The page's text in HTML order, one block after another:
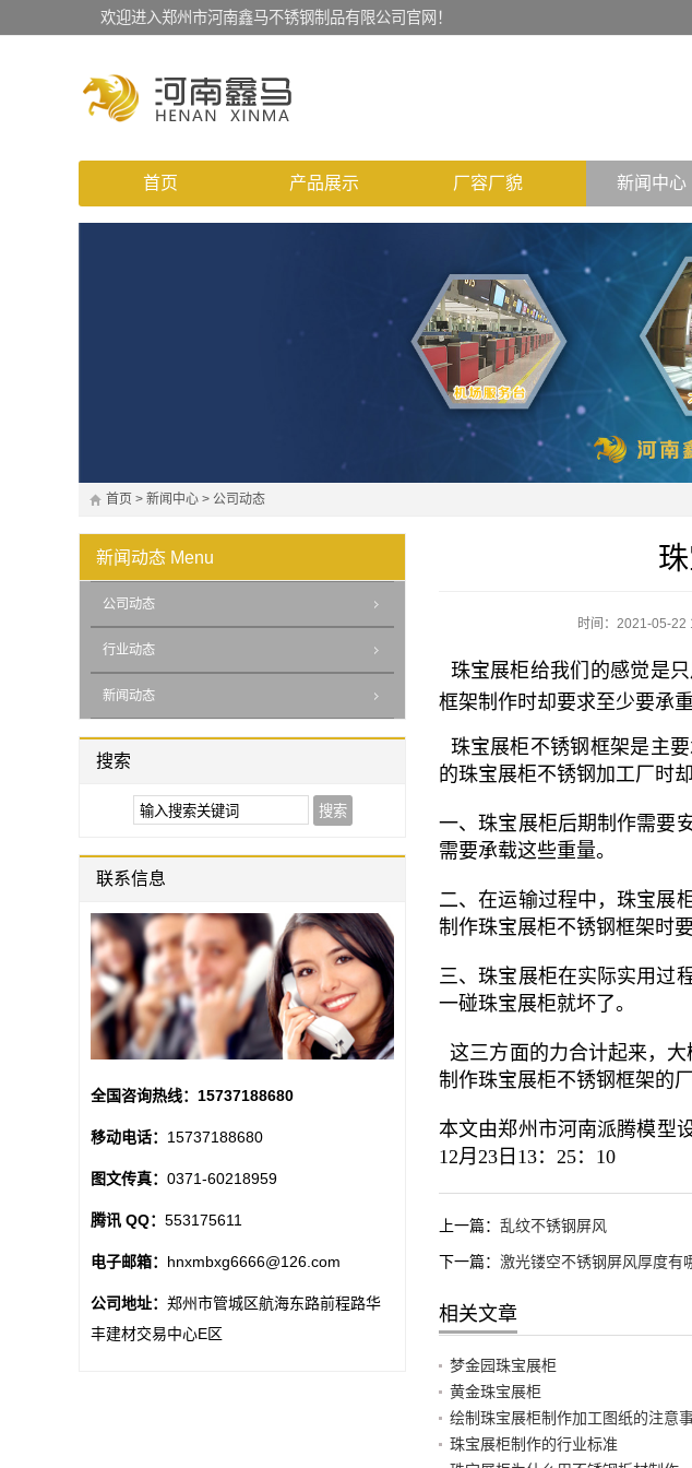
欢迎进入郑州市河南鑫马不锈钢制品有限公司官网！
首页 产品展示 厂容厂貌 新闻中心
首页 > 新闻中心 > 公司动态
时间：2021-05-22
珠宝展柜给我们的感觉是
框架制作时却要求至少要承
珠宝展柜不锈钢框架是主
的珠宝展柜不锈钢加工厂时
一、珠宝展柜后期制作需要
需要承载这些重量。
二、在运输过程中，珠宝展
制作珠宝展柜不锈钢框架时
三、珠宝展柜在实际实用过
一碰珠宝展柜就坏了。
这三方面的力合计起来，
制作珠宝展柜不锈钢框架的
本文由郑州市河南派腾模型
12月23日13：25：10
上一篇： 乱纹不锈钢屏风
下一篇： 激光镂空不锈钢屏风厚度有
相关文章
梦金园珠宝展柜
黄金珠宝展柜
绘制珠宝展柜制作加工图纸的注意
珠宝展柜制作的行业标准
新闻动态 Menu
公司动态
行业动态
新闻动态
搜索
联系信息
全国咨询热线： 15737188680
移动电话： 15737188680
图文传真： 0371-60218959
腾讯 QQ： 553175611
电子邮箱： hnxmbxg6666@126.com
公司地址： 郑州市管城区航海东路前程路华
丰建材交易中心E区